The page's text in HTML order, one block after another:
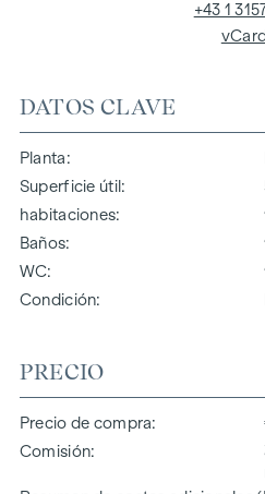
DATOS CLAVE
Planta
Superficie útil
habitaciones
Baños
WC
Condición
PRECIO
Precio de compra
Comisión
+43 1
vCard